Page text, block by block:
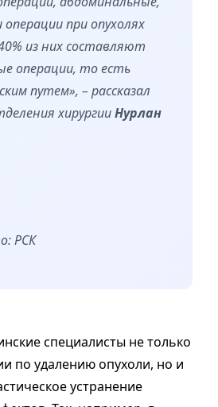
операции при опухолях
из них составляют
операции, то есть
путем», – рассказал
хирургииНурлан
РСК
специалисты не только
по удалению опухоли, но и
устранение